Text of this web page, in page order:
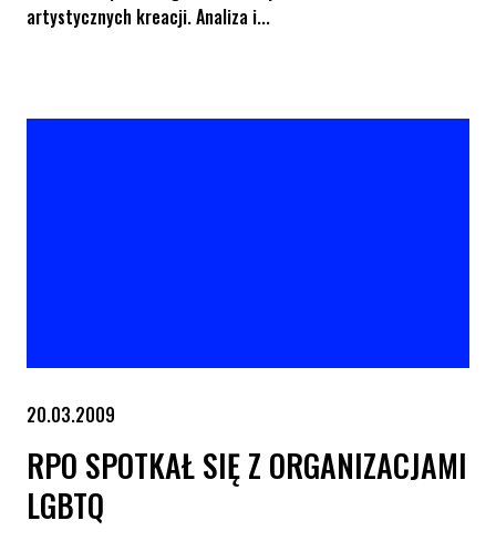
artystycznych kreacji. Analiza i...
20.03.2009
RPO SPOTKAŁ SIĘ Z ORGANIZACJAMI
LGBTQ